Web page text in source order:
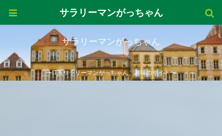
サラリーマンがっちゃん
〜IT系サラリーマンがっちゃん、趣味のサイト〜
サラリーマンがっちゃん